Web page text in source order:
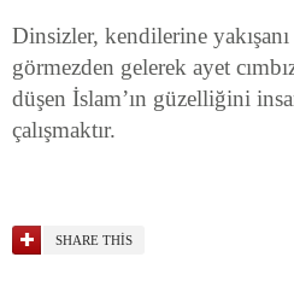
Dinsizler, kendilerine
görmezden gelerek ayet
düşen İslam’ın güzelliğini
çalışmaktır.
SHARE THIS